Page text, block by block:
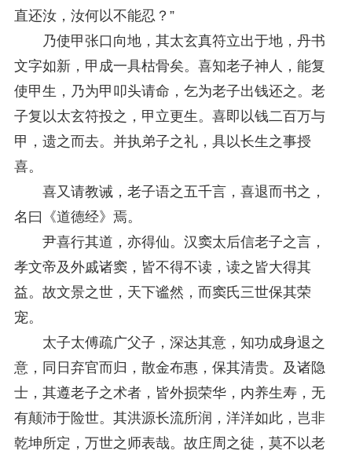
直还汝，汝何以不能忍？”
乃使甲张口向地，其太玄真符立出于地，丹书
文字如新，甲成一具枯骨矣。喜知老子神人，能复
使甲生，乃为甲叩头请命，乞为老子出钱还之。老
子复以太玄符投之，甲立更生。喜即以钱二百万与
甲，遗之而去。并执弟子之礼，具以长生之事授
喜。
喜又请教诫，老子语之五千言，喜退而书之，
名曰《道德经》焉。
尹喜行其道，亦得仙。汉窦太后信老子之言，
孝文帝及外戚诸窦，皆不得不读，读之皆大得其
益。故文景之世，天下谧然，而窦氏三世保其荣
宠。
太子太傅疏广父子，深达其意，知功成身退之
意，同日弃官而归，散金布惠，保其清贵。及诸隐
士，其遵老子之术者，皆外损荣华，内养生寿，无
有颠沛于险世。其洪源长流所润，洋洋如此，岂非
乾坤所定，万世之师表哉。故庄周之徒，莫不以老